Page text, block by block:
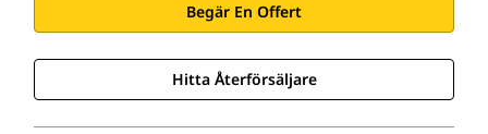
Begär En Offert
Hitta Återförsäljare